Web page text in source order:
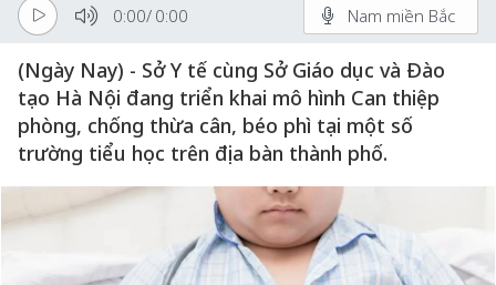
0:00/ 0:00 Nam miền Bắc
(Ngày Nay) - Sở Y tế cùng Sở Giáo dục và Đào
tạo Hà Nội đang triển khai mô hình Can thiệp
phòng, chống thừa cân, béo phì tại một số
trường tiểu học trên địa bàn thành phố.